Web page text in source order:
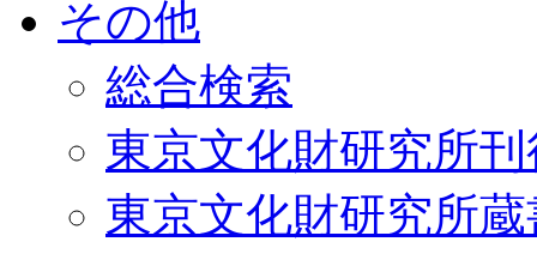
その他
総合検索
東京文化財研究所
東京文化財研究所